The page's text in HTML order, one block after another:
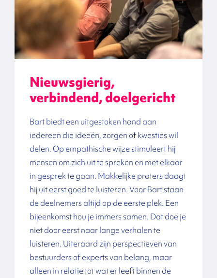
Nieuwsgierig,
verbindend, doelgericht
Bart biedt een uitgestoken hand aan
iedereen die ideeën, zorgen of kwesties wil
delen. Op empathische wijze stimuleert hij
mensen om zich uit te spreken en met elkaar
in gesprek te gaan. Makkelijke praters daagt
hij uit eerst goed te luisteren. Voor Bart staan
de deelnemers altijd op de eerste plek. Een
bijeenkomst hou je immers samen. Dat doe je
niet door eerst naar lange verhalen te
luisteren. Uiteraard zijn perspectieven van
bestuurders of experts van belang, maar
alleen in relatie tot wat er leeft binnen de